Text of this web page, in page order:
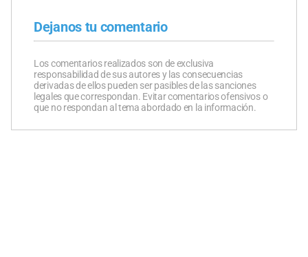
Dejanos tu comentario
Los comentarios realizados son de exclusiva
responsabilidad de sus autores y las consecuencias
derivadas de ellos pueden ser pasibles de las sanciones
legales que correspondan. Evitar comentarios ofensivos o
que no respondan al tema abordado en la información.